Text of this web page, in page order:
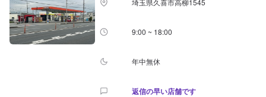
埼玉県久喜市高柳1545
9:00 ~ 18:00
年中無休
返信の早い店舗です